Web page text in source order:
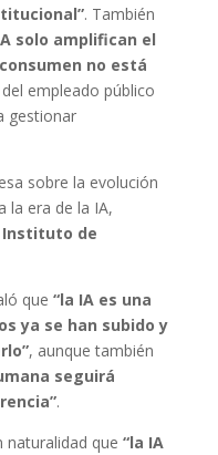
. También
solo amplifican el
no está
empleado público
gestionar
sobre la evolución
la era de la IA,
Instituto de
que “la IA es una
ya se han subido y
, aunque también
seguirá
.
que “la IA